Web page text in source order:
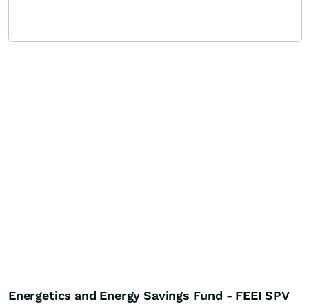
Energetics and Energy Savings Fund - FEEI SPV